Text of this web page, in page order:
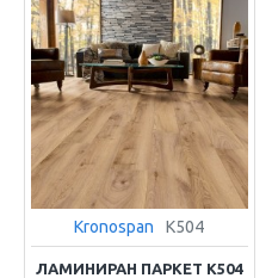
Kronospan K504
ЛАМИНИРАН ПАРКЕТ К504